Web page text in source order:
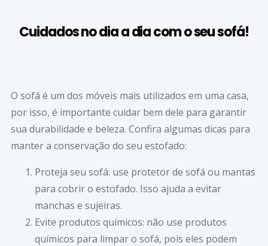
Cuidados no dia a dia com o seu sofá!
O sofá é um dos móveis mais utilizados em uma casa,
por isso, é importante cuidar bem dele para garantir
sua durabilidade e beleza. Confira algumas dicas para
manter a conservação do seu estofado:
Proteja seu sofá: use protetor de sofá ou mantas
para cobrir o estofado. Isso ajuda a evitar
manchas e sujeiras.
Evite produtos químicos: não use produtos
químicos para limparo sofá, pois eles podem